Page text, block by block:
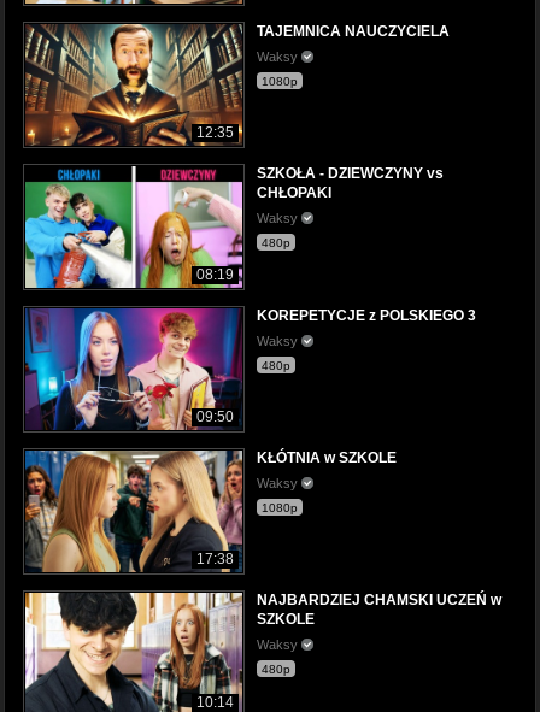
12:35
TAJEMNICA NAUCZYCIELA
Waksy
1080p
08:19
SZKOŁA - DZIEWCZYNY vs
CHŁOPAKI
Waksy
480p
09:50
KOREPETYCJE z POLSKIEGO 3
Waksy
480p
17:38
KŁÓTNIA w SZKOLE
Waksy
1080p
10:14
NAJBARDZIEJ CHAMSKI UCZEŃ w
SZKOLE
Waksy
480p